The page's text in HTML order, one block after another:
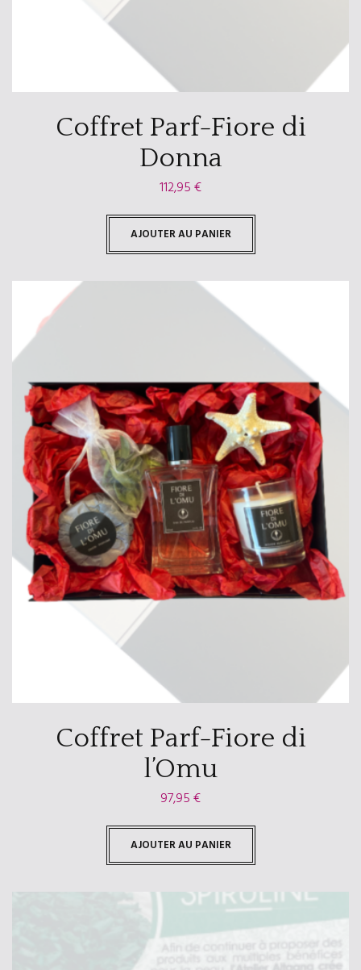
Coffret Parf-Fiore di
Donna
112,95€
AJOUTER AU PANIER
Coffret Parf-Fiore di
l’Omu
97,95€
AJOUTER AU PANIER